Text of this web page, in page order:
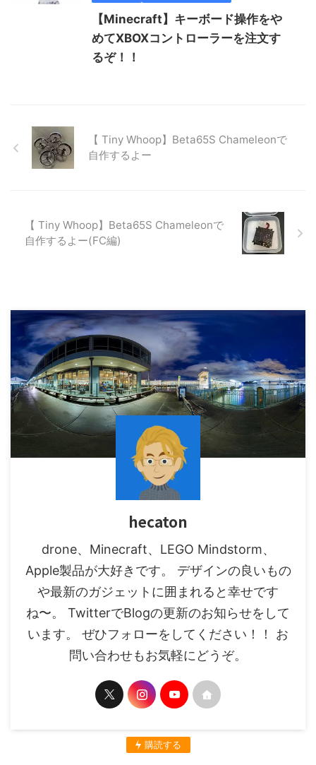
【Minecraft】キーボード操作をや
めてXBOXコントローラーを注文す
るぞ！！
【 Tiny Whoop】Beta65S Chameleonで
自作するよー
【 Tiny Whoop】Beta65S Chameleonで
自作するよー(FC編)
hecaton
drone、Minecraft、LEGO Mindstorm、
Apple製品が大好きです。 デザインの良いもの
や最新のガジェットに囲まれると幸せです
ね〜。 TwitterでBlogの更新のお知らせをして
います。 ぜひフォローをしてください！！ お
問い合わせもお気軽にどうぞ。
購読する